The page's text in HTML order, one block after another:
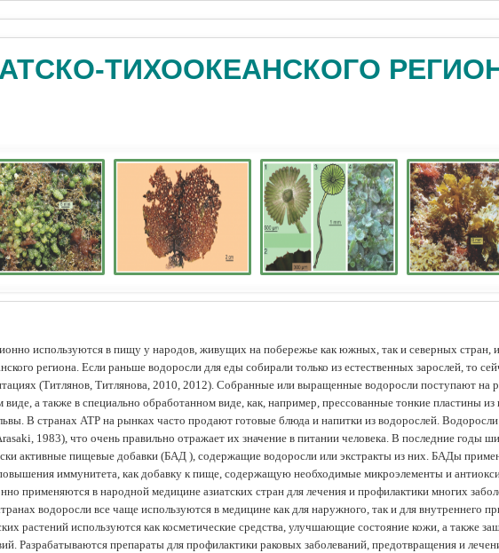
ТИХООКЕАНСКОГО
используются в пищу у народов, живущих на побережье как южных, так и северных стран,
региона. Если раньше водоросли для еды собирали только из естественных зарослей, то
(Tитлянов, Титлянова, 2010, 2012). Собранные или выращенные водоросли поступают на
а также в специально обработанном виде, как, например, прессованные тонкие пластины
В странах АТР на рынках часто продают готовые блюда и напитки из водорослей.
1983), что очень правильно отражает их значение в питании человека. В последние годы
активные пищевые добавки (БАД ), содержащие водоросли или экстракты из них. БАДы
иммунитета, как добавку к пище, содержащую необходимые микроэлементы и
применяются в народной медицине азиатских стран для лечения и профилактики многих
водоросли все чаще используются в медицине как для наружного, так и для внутреннего
растений используются как косметические средства, улучшающие состояние кожи, а также
Разрабатываются препараты для профилактики раковых заболеваний, предотвращения и